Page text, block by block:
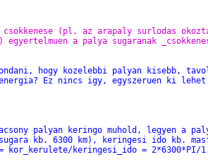
csokkenese (pl. az arapaly surlodas
a palya sugaranak
hogy kozelebbi palyan kisebb,
energia? Ez nincs igy, egyszeruen ki
palyan keringo muhold, legyen a
(sugara kb. 6300 km), keringesi ido kb.
kor_kerulete/keringesi_ido = 2*6300*PI/